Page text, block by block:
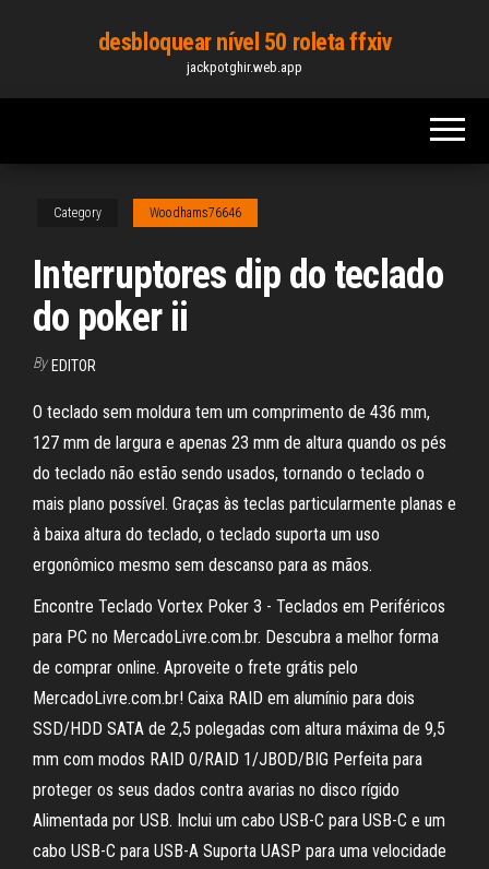
content
desbloquear nível 50 roleta ffxiv
jackpotghir.web.app
Category Woodhams76646
Interruptores dip do teclado
do poker ii
By EDITOR
O teclado sem moldura tem um comprimento de 436 mm,
127 mm de largura e apenas 23 mm de altura quando os pés
do teclado não estão sendo usados, tornando o teclado o
mais plano possível. Graças às teclas particularmente planas e
à baixa altura do teclado, o teclado suporta um uso
ergonômico mesmo sem descanso para as mãos.
Encontre Teclado Vortex Poker 3 - Teclados em Periféricos
para PC no MercadoLivre.com.br. Descubra a melhor forma
de comprar online. Aproveite o frete grátis pelo
MercadoLivre.com.br! Caixa RAID em alumínio para dois
SSD/HDD SATA de 2,5 polegadas com altura máxima de 9,5
mm com modos RAID 0/RAID 1/JBOD/BIG Perfeita para
proteger os seus dados contra avarias no disco rígido
Alimentada por USB. Inclui um cabo USB-C para USB-C e um
cabo USB-C para USB-A Suporta UASP para uma velocidade